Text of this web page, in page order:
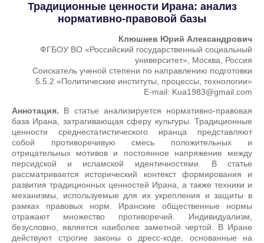
Традиционные ценности Ирана: анализ
нормативно-правовой базы
Клюшнев Юрий Александрович
ФГБОУ ВО «Российский государственный социальный
университет», Москва, Россия
Соискатель ученой степени по направлению подготовки
5.5.2 «Политические институты, процессы, технологии»
E-mail: Kua1983@gmail.com
Аннотация. В статье анализируется нормативно-правовая
база Ирана, затрагивающая сферу культуры. Традиционные
ценности среднестатистического иранца представляют
собой противоречивую смесь положительных и
отрицательных мотивов и постоянное напряжение между
персидской и исламской идентичностями. В статье
рассматривается исторический контекст формирования и
развития традиционных ценностей Ирана, а также техники и
механизмы, используемые для их укрепления и защиты в
рамках правовых норм. Иранские общественные нормы
отражают множество противоречий. Индивидуализм,
безусловно, является наиболее заметной чертой. В Иране
действуют строгие законы о дресс-коде, основанные на